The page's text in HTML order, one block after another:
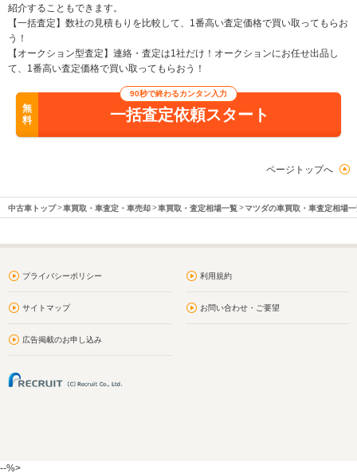
紹介することもできます。
【一括査定】数社の見積もりを比較して、1番高い査定価格で買い取ってもらお
う！
【オークション型査定】連絡・査定は1社だけ！オークションにお任せ出品し
て、1番高い査定価格で買い取ってもらおう！
無
料
90秒で終わるカンタン入力
一括査定依頼スタート
ページトップへ
中古車トップ 車買取・車査定・車売却 車買取・査定相場一覧 マツダの車買取・車査定相場
プライバシーポリシー 利用規約
サイトマップ お問い合わせ・ご要望
広告掲載のお申し込み
--%>